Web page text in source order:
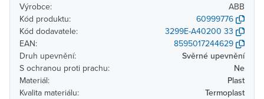
Výrobce:
ABB
Kód produktu:
60999776
Kód dodavatele:
3299E-A40200 33
EAN:
8595017244629
Druh upevnění:
Svěrné upevnění
S ochranou proti prachu:
Ne
Materiál:
Plast
Kvalita materiálu:
Termoplast